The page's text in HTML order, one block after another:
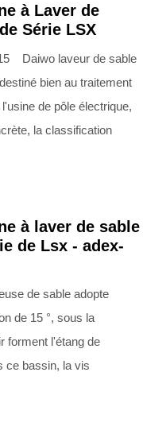
à Laver de
Série LSX
Daiwo laveur de sable
bien au traitement
de pôle électrique,
la classification
à laver de sable
de Lsx - adex-
de sable adopte
de 15 °, sous la
forment l'étang de
ce bassin, la vis